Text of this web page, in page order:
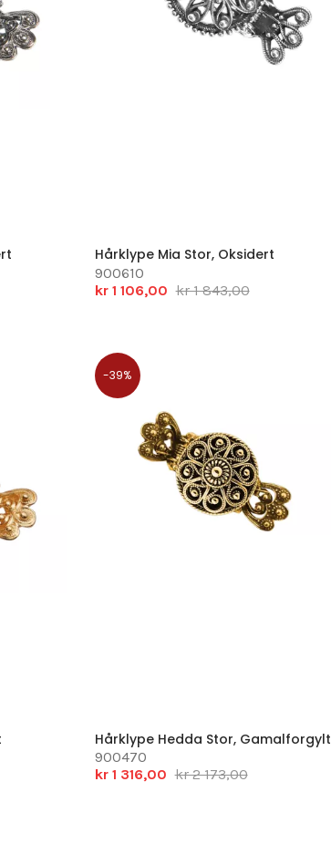
Hårklype Mia Stor, Oksidert
900610
kr 1 106,00 kr 1 843,00
-39%
Hårklype Hedda Stor, Gamalforgylt
900470
kr 1 316,00 kr 2 173,00